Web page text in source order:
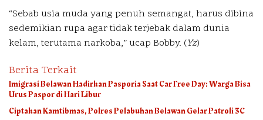
“Sebab usia muda yang penuh semangat, harus dibina
sedemikian rupa agar tidak terjebak dalam dunia
kelam, terutama narkoba,” ucap Bobby. (Yz)
Berita Terkait
Imigrasi Belawan Hadirkan Pasporia Saat Car Free Day: Warga Bisa
Urus Paspor di Hari Libur
Ciptakan Kamtibmas, Polres Pelabuhan Belawan Gelar Patroli 3C